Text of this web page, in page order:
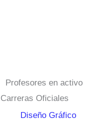
Profesores en activo
Carreras Oficiales
Diseño Gráfico